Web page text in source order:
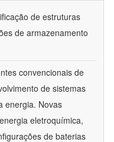
de estruturas
de armazenamento
convencionais de
de sistemas
energia. Novas
eletroquímica,
de baterias